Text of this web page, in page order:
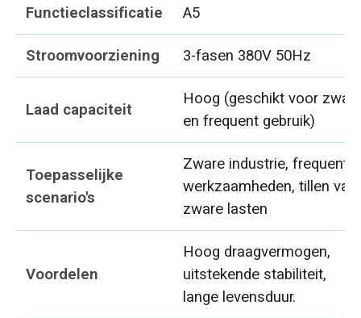
Functieclassificatie
A5
Stroomvoorziening
3-fasen 380V 50Hz
Laad capaciteit
Hoog (geschikt voor
en frequent gebruik)
Toepasselijke
scenario's
Zware industrie, frequente
werkzaamheden, tillen van
zware lasten
Voordelen
Hoog draagvermogen,
uitstekende stabiliteit,
lange levensduur.